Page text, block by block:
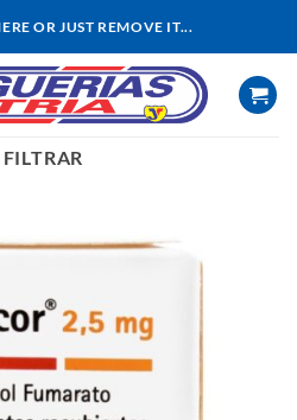
OR JUST REMOVE IT...
FILTRAR